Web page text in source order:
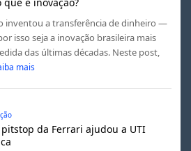
inventou a transferência de dinheiro —
isso seja a inovação brasileira mais
das últimas décadas. Neste post,
mais
pitstop da Ferrari ajudou a UTI